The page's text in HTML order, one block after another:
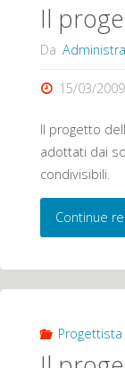
Il
Da
15/03/2009
Il progetto
adottati dai
condivisibili.
Continue